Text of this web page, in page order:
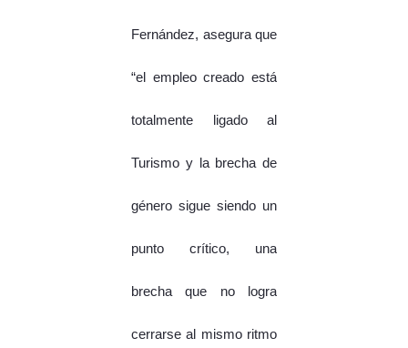
Fernández, asegura que
“el empleo creado está
totalmente ligado al
Turismo y la brecha de
género sigue siendo un
punto crítico, una
brecha que no logra
cerrarse al mismo ritmo